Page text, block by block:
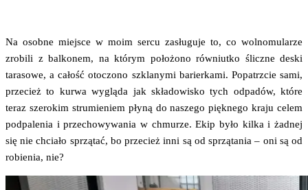
Na osob­ne miej­sce w moim ser­cu zasłu­gu­je to, co wol­no­mu­la­rze
zro­bi­li z bal­ko­nem, na któ­rym poło­żo­no rów­niut­ko ślicz­ne deski
tara­so­we, a całość oto­czo­no szkla­ny­mi barier­ka­mi. Popa­trz­cie sami,
prze­cież to kur­wa wyglą­da jak skła­do­wi­sko tych odpa­dów, któ­re
teraz sze­ro­kim stru­mie­niem pły­ną do nasze­go pięk­ne­go kra­ju celem
pod­pa­le­nia i prze­cho­wy­wa­nia w chmu­rze. Ekip było kil­ka i żad­nej
się nie chcia­ło sprzą­tać, bo prze­cież inni są od sprzą­ta­nia – oni są od
robie­nia, nie?